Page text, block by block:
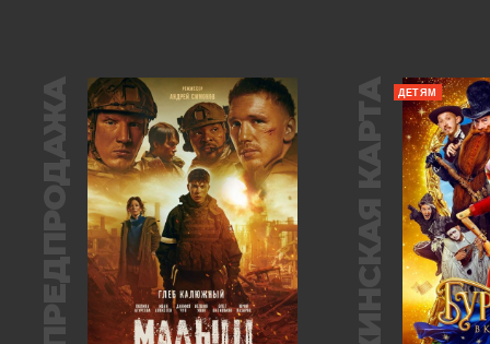
ПРЕДПРОДАЖА ПУШКИНСКАЯ КАРТА ДЕТЯМ